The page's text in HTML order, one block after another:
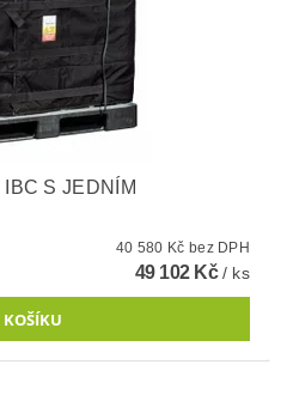
S JEDNÍM
40 580 Kč bez DPH
49 102 Kč/ ks